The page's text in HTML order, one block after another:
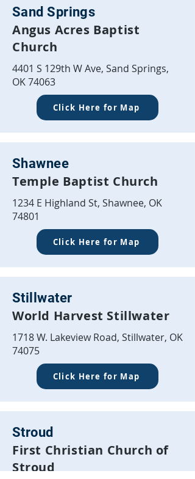
Sand Springs
Angus Acres Baptist
Church
4401 S 129th W Ave, Sand Springs,
OK 74063
Click Here for Map
Shawnee
Temple Baptist Church
1234 E Highland St, Shawnee, OK
74801
Click Here for Map
Stillwater
World Harvest Stillwater
1718 W. Lakeview Road, Stillwater, OK
74075
Click Here for Map
Stroud
First Christian Church of
Stroud